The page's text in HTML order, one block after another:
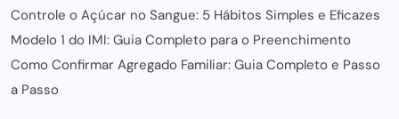
Controle o Açúcar no Sangue: 5 Hábitos Simples e Eficazes
Modelo 1 do IMI: Guia Completo para o Preenchimento
Como Confirmar Agregado Familiar: Guia Completo e Passo
a Passo